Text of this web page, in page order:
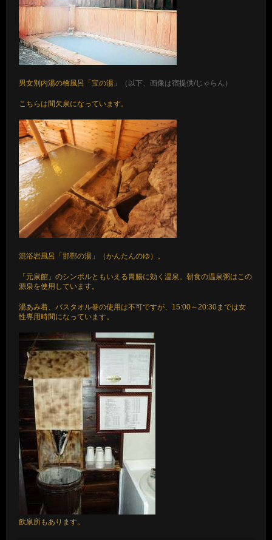
男女別内湯の檜風呂「宝の湯」 （以下、画像は宿提供/じゃらん）
こちらは間欠泉になっています。
混浴岩風呂「邯鄲の湯」（かんたんのゆ）。
「元泉館」のシンボルともいえる胃腸に効く温泉。朝食の温泉粥はこの
源泉を使用しています。
湯あみ着、バスタオル巻の使用は不可ですが、15:00～20:30までは女
性専用時間になっています。
飲泉所もあります。